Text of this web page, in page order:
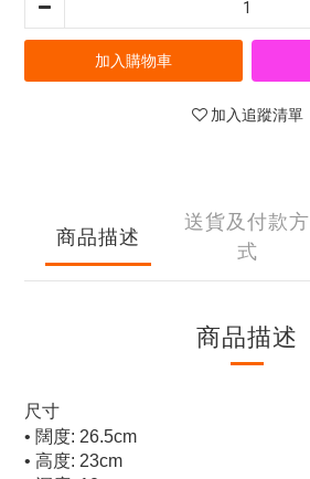
加入購物車
加入追蹤清單
商品描述
送貨及付款方
式
商品描述
尺寸
• 闊度: 26.5cm
• 高度: 23cm